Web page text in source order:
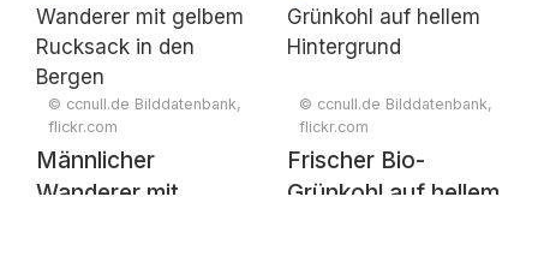
© ccnull.de Bilddatenbank,
flickr.com
Männlicher
Wanderer mit
© ccnull.de Bilddatenbank,
flickr.com
Frischer Bio-
Grünkohl auf hellem